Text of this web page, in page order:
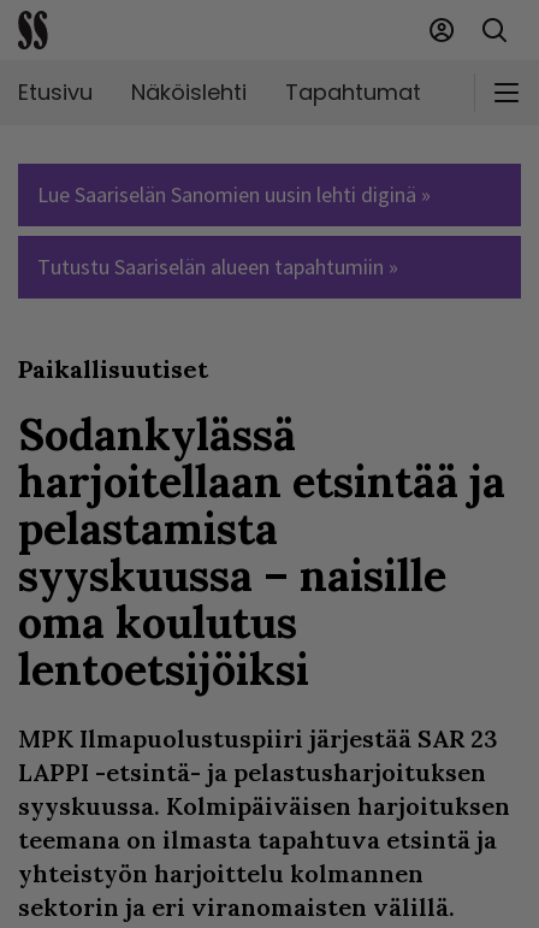
Etusivu Näköislehti Tapahtumat
Lue Saariselän Sanomien uusin lehti diginä »
Tutustu Saariselän alueen tapahtumiin »
Paikallisuutiset
Sodankylässä
harjoitellaan etsintää ja
pelastamista
syyskuussa – naisille
oma koulutus
lentoetsijöiksi
MPK Ilmapuolustuspiiri järjestää SAR 23
LAPPI -etsintä- ja pelastusharjoituksen
syyskuussa. Kolmipäiväisen harjoituksen
teemana on ilmasta tapahtuva etsintä ja
yhteistyön harjoittelu kolmannen
sektorin ja eri viranomaisten välillä.